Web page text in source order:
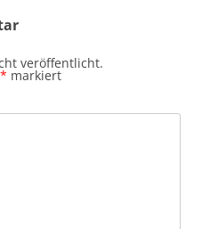
veröffentlicht.
* markiert